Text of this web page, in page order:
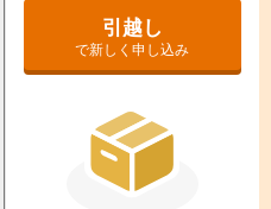
引越し
で新しく申し込み
較では、
力いただくと、
ることができます。
ジへ
ガス）の料金は
づくため、
較をおすすめします。
ページへ